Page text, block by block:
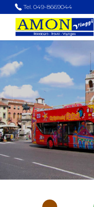
Tel. 049-8669044